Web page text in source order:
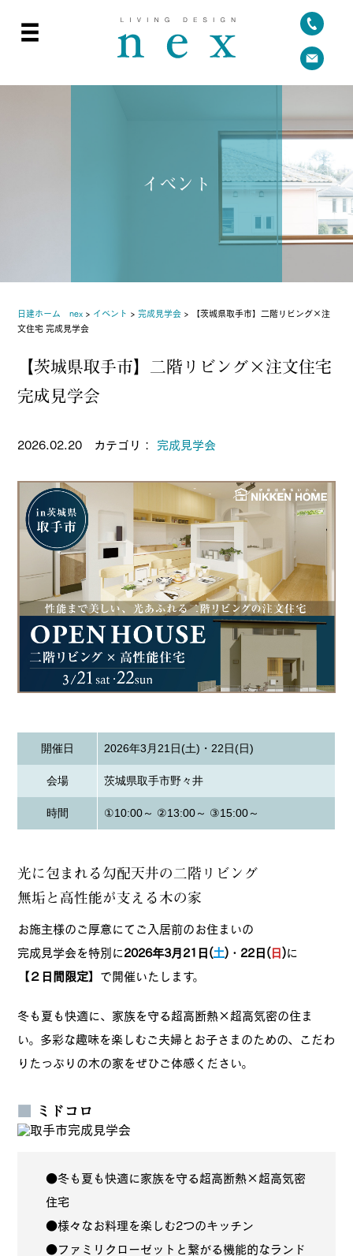
イベント
日建ホーム nex > イベント > 完成見学会 >
【茨城県取手市】二階リビング×注
文住宅 完成見学会
【茨城県取手市】二階リビング×注文住宅
完成見学会
2026.02.20 カテゴリ： 完成見学会
開催日 2026年3月21日(土)・22日(日)
会場 茨城県取手市野々井
時間 ①10:00～ ②13:00～ ③15:00～
光に包まれる勾配天井の二階リビング
無垢と高性能が支える木の家
お施主様のご厚意にてご入居前のお住まいの
完成見学会を特別に 2026年3月21日(土)・22日( 日 )に
【２日間限定】 で開催いたします。
冬も夏も快適に、家族を守る超高断熱×超高気密の住ま
い。多彩な趣味を楽しむご夫婦とお子さまのための、こだわ
りたっぷりの木の家をぜひご体感ください。
■ ミドコロ
●冬も夏も快適に家族を守る超高断熱×超高気密
住宅
●様々なお料理を楽しむ2つのキッチン
●ファミリクローゼットと繋がる機能的なランド